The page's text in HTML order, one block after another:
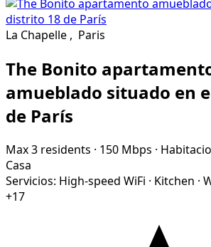
La Chapelle , Paris
The Bonito
amueblado situado en
de París
Max 3 residents · 150 Mbps ·
Casa
Servicios: High-speed WiFi · Kitchen ·
+17